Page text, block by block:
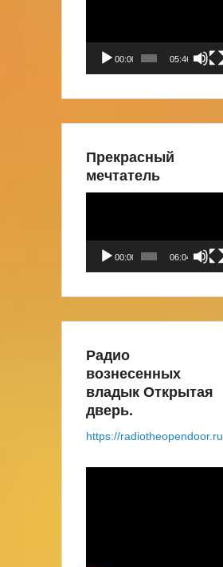
00:00 05:46
Прекрасный
мечтатель
00:00 06:04
Радио
вознесенных
владык Открытая
дверь.
https://radiotheopendoor.ru